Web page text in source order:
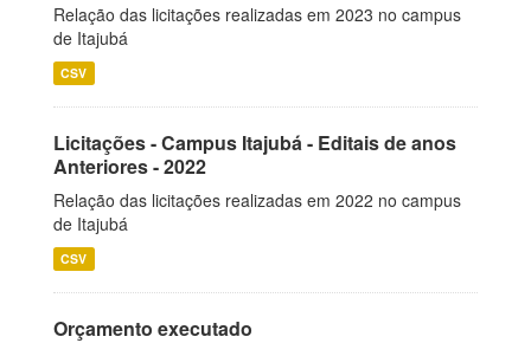
Relação das licitações realizadas em 2023 no campus
de Itajubá
CSV
Licitações - Campus Itajubá - Editais de anos
Anteriores - 2022
Relação das licitações realizadas em 2022 no campus
de Itajubá
CSV
Orçamento executado